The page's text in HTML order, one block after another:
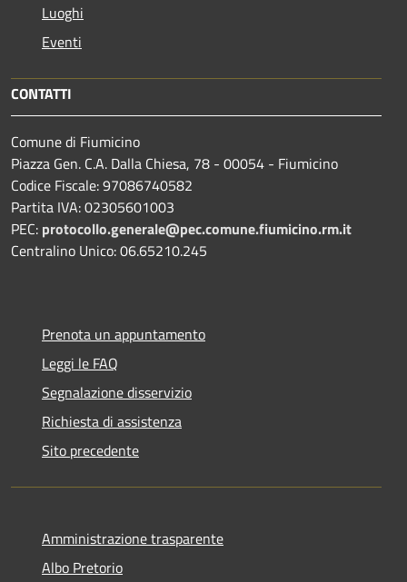
Luoghi
Eventi
CONTATTI
Comune di Fiumicino
Piazza Gen. C.A. Dalla Chiesa, 78 - 00054 - Fiumicino
Codice Fiscale: 97086740582
Partita IVA: 02305601003
PEC: protocollo.generale@pec.comune.fiumicino.rm.it
Centralino Unico: 06.65210.245
Prenota un appuntamento
Leggi le FAQ
Segnalazione disservizio
Richiesta di assistenza
Sito precedente
Amministrazione trasparente
Albo Pretorio